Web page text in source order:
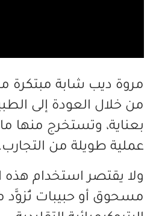
مروة ديب شابة مبتكرة
من خلال العودة إلى
بعناية، وتستخرج منها
عملية طويلة من التجارب.
ولا يقتصر استخدام
مسحوق أو حبيبات تُزوَّد